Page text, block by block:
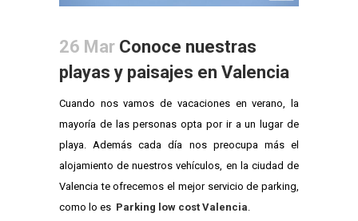
26 Mar Conoce nuestras
playas y paisajes en Valencia
Cuando nos vamos de vacaciones en verano, la
mayoría de las personas opta por ir a un lugar de
playa. Además cada día nos preocupa más el
alojamiento de nuestros vehículos, en la ciudad de
Valencia te ofrecemos el mejor servicio de parking,
como lo es Parking low cost Valencia.